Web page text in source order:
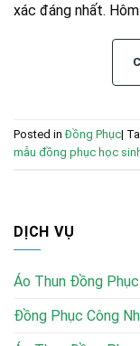
xác đáng nhất.
Posted inĐồng Phục|
mẫu đồng phục học
DỊCH VỤ
Áo Thun Đồng Phục
Đồng Phục Công